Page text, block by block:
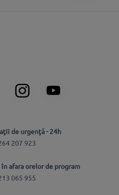
de urgenţă - 24h
207 923
afara orelor de program
065 955